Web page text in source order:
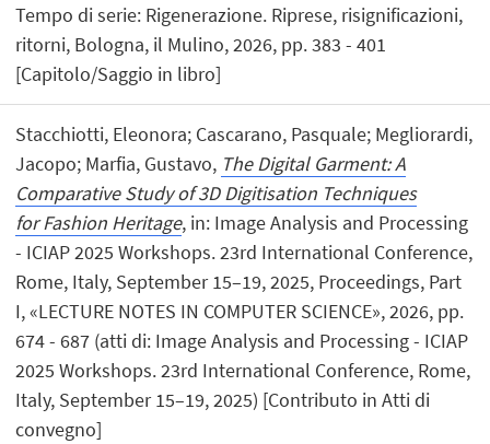
Tempo di serie: Rigenerazione. Riprese, risignificazioni,
ritorni, Bologna, il Mulino, 2026, pp. 383 - 401
[Capitolo/Saggio in libro]
Stacchiotti, Eleonora; Cascarano, Pasquale; Megliorardi,
Jacopo; Marfia, Gustavo, The Digital Garment: A
Comparative Study of 3D Digitisation Techniques
for Fashion Heritage, in: Image Analysis and Processing
- ICIAP 2025 Workshops. 23rd International Conference,
Rome, Italy, September 15–19, 2025, Proceedings, Part
I, «LECTURE NOTES IN COMPUTER SCIENCE», 2026, pp.
674 - 687 (atti di: Image Analysis and Processing - ICIAP
2025 Workshops. 23rd International Conference, Rome,
Italy, September 15–19, 2025) [Contributo in Atti di
convegno]